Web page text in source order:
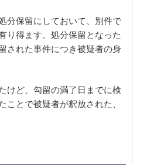
分保留にしておいて、別件で
り得ます。処分保留となった
された事件につき被疑者の身
けど、勾留の満了日までに検
とで被疑者が釈放された、